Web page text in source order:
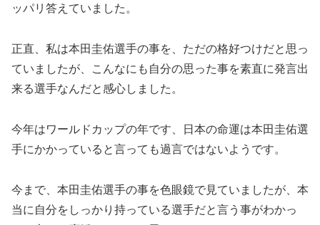
ッパリ答えていました。
正直、私は本田圭佑選手の事を、ただの格好つけだと思っ
ていましたが、こんなにも自分の思った事を素直に発言出
来る選手なんだと感心しました。
今年はワールドカップの年です、日本の命運は本田圭佑選
手にかかっていると言っても過言ではないようです。
今まで、本田圭佑選手の事を色眼鏡で見ていましたが、本
当に自分をしっかり持っている選手だと言う事がわかっ